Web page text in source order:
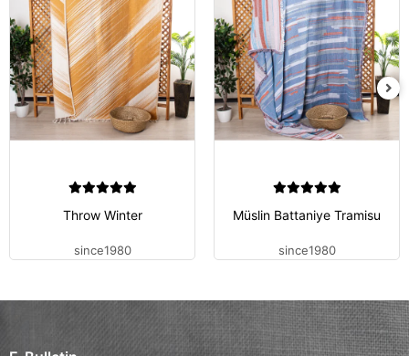
Throw Winter
since1980
Müslin Battaniye Tramisu
since1980